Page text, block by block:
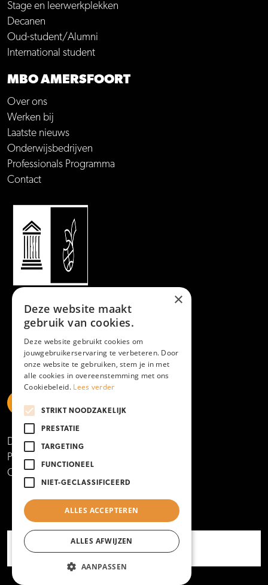
Stage en leerwerkplekken
Decanen
Oud-student/Alumni
International student
MBO AMERSFOORT
Over ons
Werken bij
Laatste nieuws
Onderwijsbedrijven
Professionals Programma
Contact
https://www.linkedin.com/school/mboamersfoort
https://www.instagram.com/mboamersfoort/
https://www.facebook.com/MBOAmersfoort
Disclaimer
Privacy- en cookieverklaring
Copyright 2025
×
Deze website maakt
gebruik van cookies.
Deze website gebruikt cookies om
jouwgebruikerservaring te verbeteren. Door
onze website te gebruiken, stem je in met
alle cookies in overeenstemming met ons
Cookiebeleid. Lees verder
STRIKT NOODZAKELIJK
PRESTATIE
TARGETING
FUNCTIONEEL
NIET-GECLASSIFICEERD
ALLES ACCEPTEREN
ALLES AFWIJZEN
AANPASSEN